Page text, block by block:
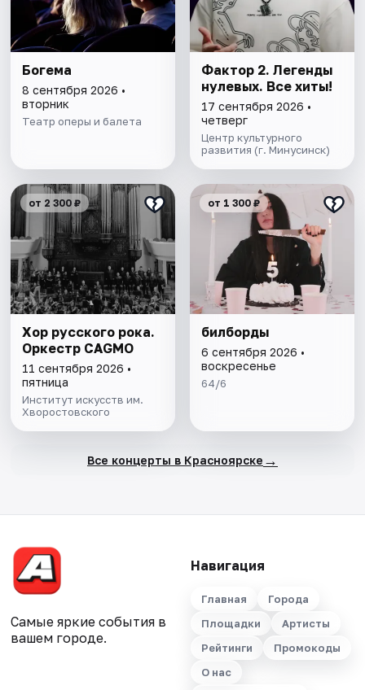
Богема
8 сентября 2026 •
вторник
Театр оперы и балета
Фактор 2. Легенды
нулевых. Все хиты!
17 сентября 2026 •
четверг
Центр культурного
развития (г. Минусинск)
от 2 300 ₽
Хор русского рока.
Оркестр CAGMO
11 сентября 2026 •
пятница
Институт искусств им.
Хворостовского
от 1 300 ₽
билборды
6 сентября 2026 •
воскресенье
64/6
Все концерты в Красноярске →
Самые яркие события в
вашем городе.
Навигация
Главная
Города
Площадки
Артисты
Рейтинги
Промокоды
О нас